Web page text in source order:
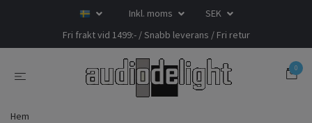
Inkl. moms
SEK
Fri frakt vid 1499:- / Snabb leverans / Fri retur
0
Hem